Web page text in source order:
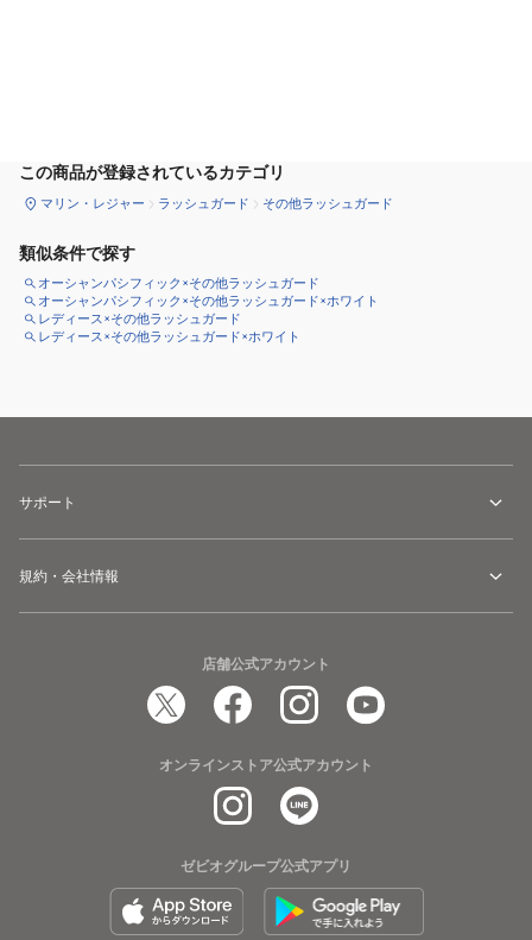
この商品が登録されているカテゴリ
マリン・レジャー ラッシュガード その他ラッシュガード
類似条件で探す
オーシャンパシフィック×その他ラッシュガード
オーシャンパシフィック×その他ラッシュガード×ホワイト
レディース×その他ラッシュガード
レディース×その他ラッシュガード×ホワイト
サポート
規約・会社情報
店舗公式アカウント
オンラインストア公式アカウント
ゼビオグループ公式アプリ